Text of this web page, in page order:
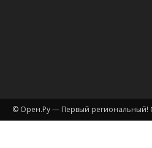
© Орен.Ру — Первый региональный!